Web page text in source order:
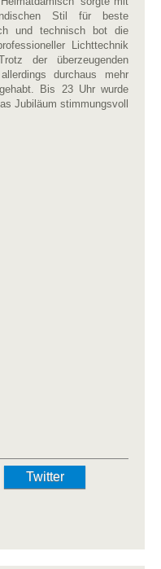
Stil für beste
und technisch bot die
Lichttechnik
der überzeugenden
durchaus mehr
Bis 23 Uhr wurde
Jubiläum stimmungsvoll
Twitter